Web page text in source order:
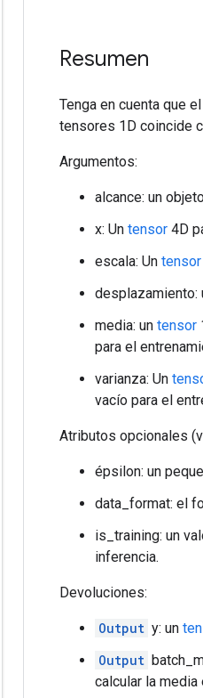
Resumen
Tenga en cuenta que
tensores 1D coincide
Argumentos:
alcance: un
x: Un tensor 4D
escala: Un tensor
desplazamiento:
media: un tensor
para el
varianza: Un
vacío para el
Atributos opcionales
épsilon: un
data_format: el
is_training: un
inferencia.
Devoluciones:
Output y: un
Output
calcular la media